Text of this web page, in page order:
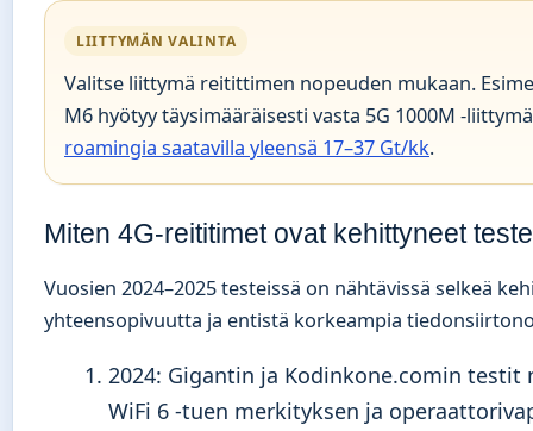
LIITTYMÄN VALINTA
Valitse liittymä reitittimen nopeuden mukaan.
M6 hyötyy täysimääräisesti vasta 5G 1000M -
roamingia saatavilla yleensä 17–37 Gt/kk.
Miten 4G-reititimet ovat kehittyneet
Vuosien 2024–2025 testeissä on nähtävissä selkeä
yhteensopivuutta ja entistä korkeampia
2024: Gigantin ja Kodinkone.comin testit
WiFi 6 -tuen merkityksen ja